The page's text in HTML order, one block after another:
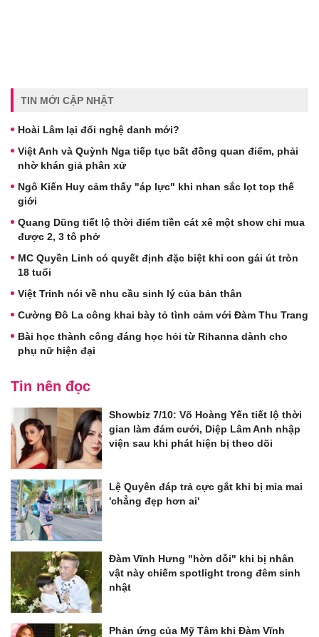
TIN MỚI CẬP NHẬT
Hoài Lâm lại đổi nghệ danh mới?
Việt Anh và Quỳnh Nga tiếp tục bất đồng quan điểm, phải
nhờ khán giả phân xử
Ngô Kiến Huy cảm thấy "áp lực" khi nhan sắc lọt top thế
giới
Quang Dũng tiết lộ thời điểm tiền cát xê một show chỉ mua
được 2, 3 tô phở
MC Quyền Linh có quyết định đặc biệt khi con gái út tròn
18 tuổi
Việt Trinh nói về nhu cầu sinh lý của bản thân
Cường Đô La công khai bày tỏ tình cảm với Đàm Thu Trang
Bài học thành công đáng học hỏi từ Rihanna dành cho
phụ nữ hiện đại
Tin nên đọc
Showbiz 7/10: Võ Hoàng Yến tiết lộ thời
gian làm đám cưới, Diệp Lâm Anh nhập
viện sau khi phát hiện bị theo dõi
Lệ Quyên đáp trả cực gắt khi bị mỉa mai
'chẳng đẹp hơn ai'
Đàm Vĩnh Hưng "hờn dỗi" khi bị nhân
vật này chiếm spotlight trong đêm sinh
nhật
Phản ứng của Mỹ Tâm khi Đàm Vĩnh